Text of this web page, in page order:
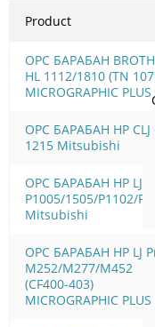
Product
OPC БАРАБАН
HL 1112/1810 (TN
MICROGRAPHIC PLUS
OPC БАРАБАН HP CLJ
1215 Mitsubishi
OPC БАРАБАН HP LJ
P1005/1505/Р1102/
Mitsubishi
OPC БАРАБАН HP LJ
M252/M277/M452
(CF400-403)
MICROGRAPHIC PLUS